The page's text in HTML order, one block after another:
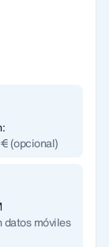
(opcional)
datos móviles